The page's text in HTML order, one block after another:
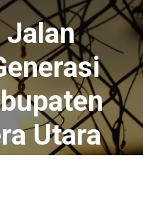
Jalan
Utara